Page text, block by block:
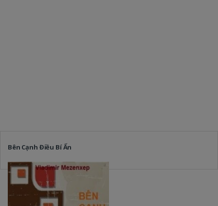
Bên Cạnh Điều Bí Ẩn